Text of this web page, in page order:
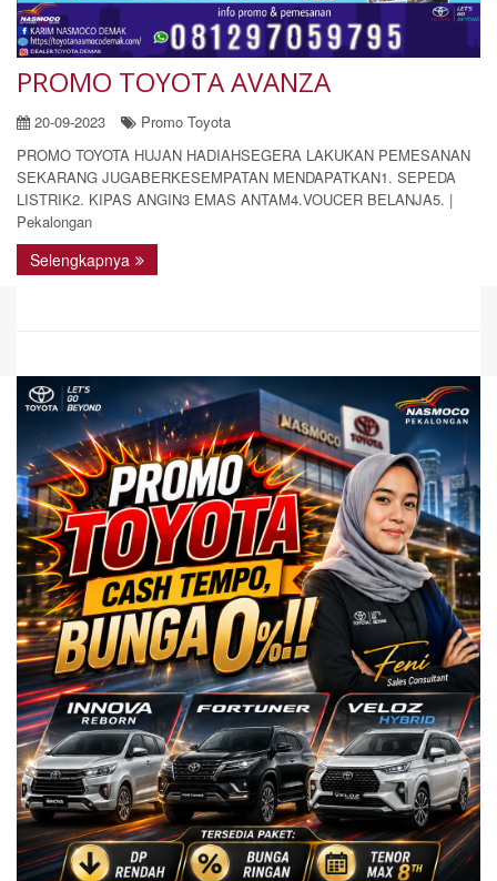
PROMO TOYOTA AVANZA
20-09-2023
Promo Toyota
PROMO TOYOTA HUJAN HADIAHSEGERA LAKUKAN PEMESANAN
SEKARANG JUGABERKESEMPATAN MENDAPATKAN1. SEPEDA
LISTRIK2. KIPAS ANGIN3 EMAS ANTAM4.VOUCER BELANJA5. |
Pekalongan
Selengkapnya